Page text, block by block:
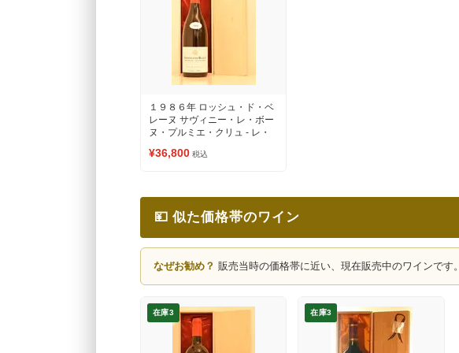
１９８６年 ロッシュ・ド・ベ
レーヌ サヴィニー・レ・ボー
ヌ・プルミエ・クリュ - レ・
¥36,800 税込
💴 似た価格帯のワイン
なぜお勧め？ 販売当時の価格帯に近い、現在販売中のワインです。
在庫3 在庫3